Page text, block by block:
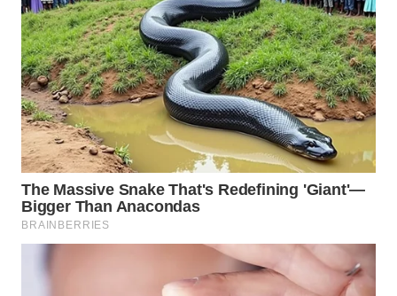
WN
SULUT
WN
MALUKU
WN
MALUT
WN